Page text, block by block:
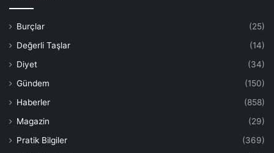
Burçlar
(25)
Değerli Taşlar
(14)
Diyet
(34)
Gündem
(150)
Haberler
(858)
Magazin
(29)
Pratik Bilgiler
(369)